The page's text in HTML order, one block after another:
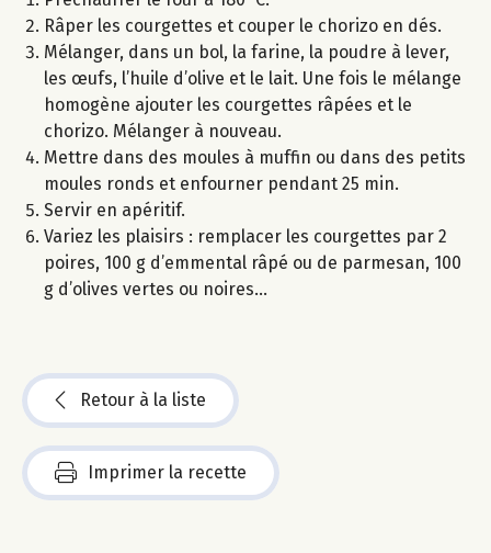
Râper les courgettes et couper le chorizo en dés.
Mélanger, dans un bol, la farine, la poudre à lever,
les œufs, l’huile d’olive et le lait. Une fois le mélange
homogène ajouter les courgettes râpées et le
chorizo. Mélanger à nouveau.
Mettre dans des moules à muffin ou dans des petits
moules ronds et enfourner pendant 25 min.
Servir en apéritif.
Variez les plaisirs : remplacer les courgettes par 2
poires, 100 g d’emmental râpé ou de parmesan, 100
g d’olives vertes ou noires…
Retour à la liste
Imprimer la recette